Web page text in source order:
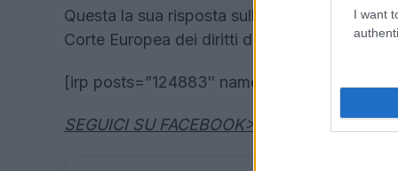
I want
Questa la sua risposta sulla sospensione
Corte Europea dei diritti dell’uomo.
[irp posts=”124883″ name=”Incendio a
SEGUICI SU FACEBOOK>>>CLICCA QUI